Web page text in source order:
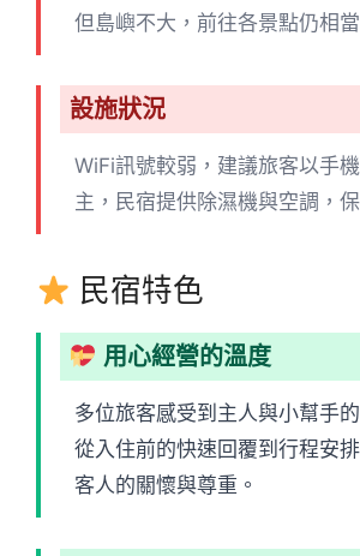
但島嶼不大，前往各景點仍相當
設施狀況
WiFi訊號較弱，建議旅客以手
主，民宿提供除濕機與空調，
民宿特色
用心經營的溫度
多位旅客感受到主人與小幫手
從入住前的快速回覆到行程安
客人的關懷與尊重。